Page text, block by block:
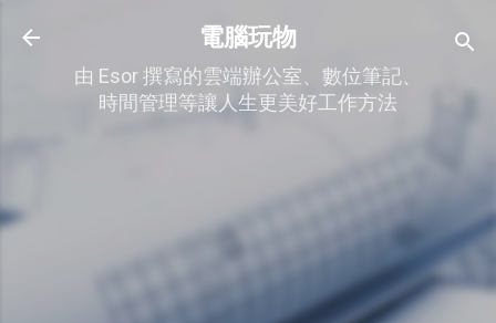
跳到主要內容
電腦玩物
由 Esor 撰寫的雲端辦公室、數位筆記、
時間管理等讓人生更美好工作方法